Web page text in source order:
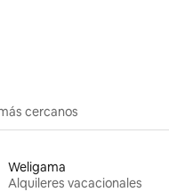
cercanos
Weligama
Alquileres vacacionales